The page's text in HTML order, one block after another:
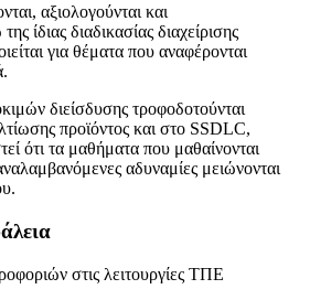
αξιολογούνται και
ίδιας διαδικασίας διαχείρισης
για θέματα που αναφέρονται
διείσδυσης τροφοδοτούνται
προϊόντος και στο SSDLC,
ότι τα μαθήματα που μαθαίνονται
αδυναμίες μειώνονται
στις λειτουργίες ΤΠΕ